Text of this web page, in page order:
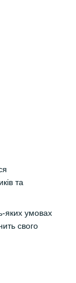
та
яких умовах
свого